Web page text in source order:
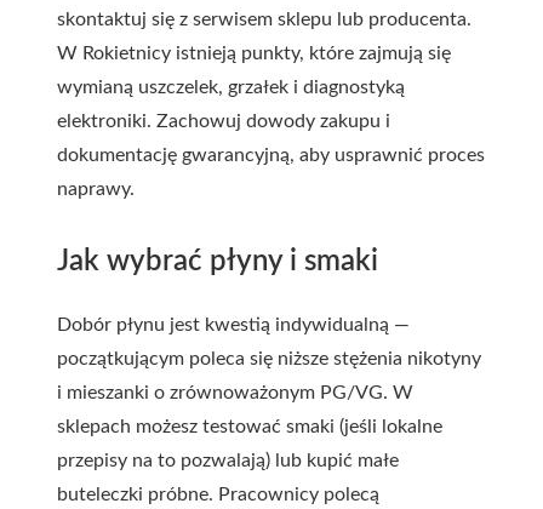
skontaktuj się z serwisem sklepu lub producenta.
W Rokietnicy istnieją punkty, które zajmują się
wymianą uszczelek, grzałek i diagnostyką
elektroniki. Zachowuj dowody zakupu i
dokumentację gwarancyjną, aby usprawnić proces
naprawy.
Jak wybrać płyny i smaki
Dobór płynu jest kwestią indywidualną —
początkującym poleca się niższe stężenia nikotyny
i mieszanki o zrównoważonym PG/VG. W
sklepach możesz testować smaki (jeśli lokalne
przepisy na to pozwalają) lub kupić małe
buteleczki próbne. Pracownicy polecą